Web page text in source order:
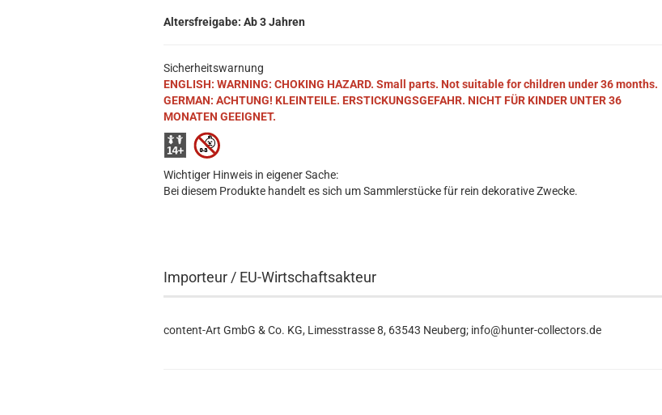
Altersfreigabe: Ab 3 Jahren
Sicherheitswarnung
ENGLISH: WARNING: CHOKING HAZARD. Small parts. Not suitable for children under 36 months.
GERMAN: ACHTUNG! KLEINTEILE. ERSTICKUNGSGEFAHR. NICHT FÜR KINDER UNTER 36
MONATEN GEEIGNET.
Wichtiger Hinweis in eigener Sache:
Bei diesem Produkte handelt es sich um Sammlerstücke für rein dekorative Zwecke.
Importeur / EU-Wirtschaftsakteur
content-Art GmbG & Co. KG, Limesstrasse 8, 63543 Neuberg; info@hunter-collectors.de